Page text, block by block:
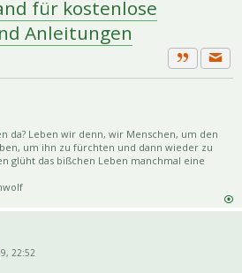
für kostenlose
Anleitungen
Zitat
da? Leben wir denn, wir Menschen, um den
um ihn zu fürchten und dann wieder zu
glüht das bißchen Leben manchmal eine
22:52